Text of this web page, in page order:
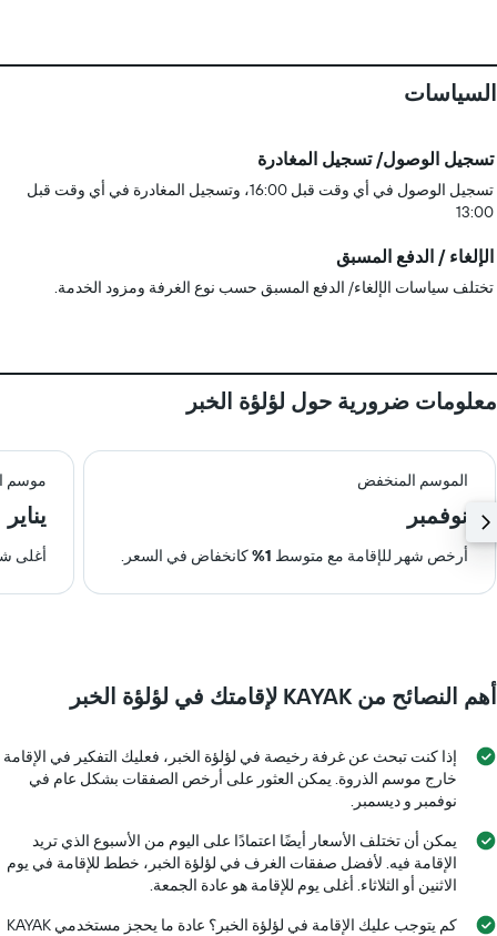
السياسات
تسجيل الوصول/ تسجيل المغادرة
تسجيل الوصول في أي وقت قبل 16:00، وتسجيل المغادرة في أي وقت قبل
13:00
الإلغاء / الدفع المسبق
تختلف سياسات الإلغاء/ الدفع المسبق حسب نوع الغرفة ومزود الخدمة.
معلومات ضرورية حول لؤلؤة الخبر
الموسم المنخفض موسم
نوفمبر يناير
أرخص شهر للإقامة مع متوسط 1% كانخفاض في السعر. أغلى
أهم النصائح من KAYAK لإقامتك في لؤلؤة الخبر
إذا كنت تبحث عن غرفة رخيصة في لؤلؤة الخبر، فعليك التفكير في الإقامة
خارج موسم الذروة. يمكن العثور على أرخص الصفقات بشكل عام في
نوفمبر و ديسمبر.
يمكن أن تختلف الأسعار أيضًا اعتمادًا على اليوم من الأسبوع الذي تريد
الإقامة فيه. لأفضل صفقات الغرف في لؤلؤة الخبر، خطط للإقامة في يوم
الاثنين أو الثلاثاء. أغلى يوم للإقامة هو عادة الجمعة.
كم يتوجب عليك الإقامة في لؤلؤة الخبر؟ عادة ما يحجز مستخدمي KAYAK